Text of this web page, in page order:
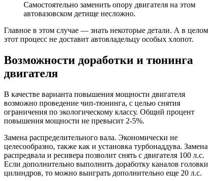
Самостоятельно заменить опору двигателя на этом
автовазовском детище несложно.
Главное в этом случае — знать некоторые детали. А в целом
этот процесс не доставит автовладельцу особых хлопот.
Возможности доработки и тюнинга
двигателя
В качестве варианта повышения мощности двигателя
возможно проведение чип-тюнинга, с целью снятия
ограничения по экологическому классу. Общий процент
повышения мощности не превысит 2-5%.
Замена распределительного вала. Экономически не
целесообразно, также как и установка турбонаддува. Замена
распредвала и ресивера позволит снять с двигателя 100 л.с.
Если дополнительно выполнить доработку каналов головки
цилиндров, то можно выиграть дополнительно еще 20 л.с.